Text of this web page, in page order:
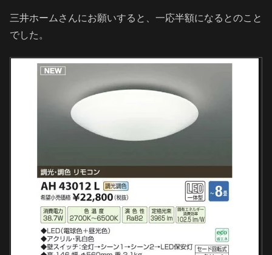
三井ホームさんにお願いすると、一応半額になるとのこと
でした。